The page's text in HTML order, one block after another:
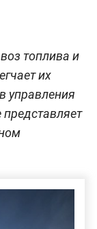
топлива и
их
управления